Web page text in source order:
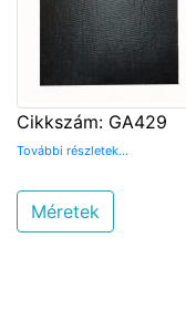
Cikkszám: GA429
További részletek...
Méretek